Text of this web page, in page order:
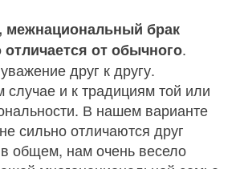
межнациональный брак
от обычного.
друг к другу.
и к традициям той или
В нашем варианте
сильно отличаются друг
общем, нам очень весело